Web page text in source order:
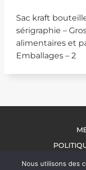
Sac kraft
sérigraphie –
alimentaires et
Emballages – 2
Nous utilisons des